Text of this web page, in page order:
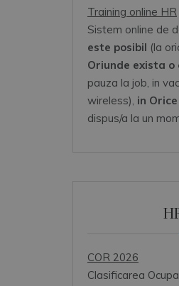
Training online HR
Sistem online de
este posibil (la
Oriunde exista o
pauza la job, in
wireless), in
dispus/a la un
COR 2026
Clasificarea